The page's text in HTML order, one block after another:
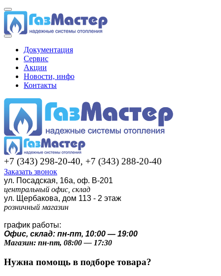
Документация
Сервис
Акции
Новости, инфо
Контакты
+7 (343) 298-20-40, +7 (343) 288-20-40
Заказать звонок
ул. Посадская, 16а, оф. В-201
центральный офис, склад
ул. Щербакова, дом 113 - 2 этаж
розничный магазин
график работы:
Офис, склад: пн-пт, 10:00 — 19:00
Магазин: пн-пт, 08:00 — 17:30
Нужна помощь в подборе товара?